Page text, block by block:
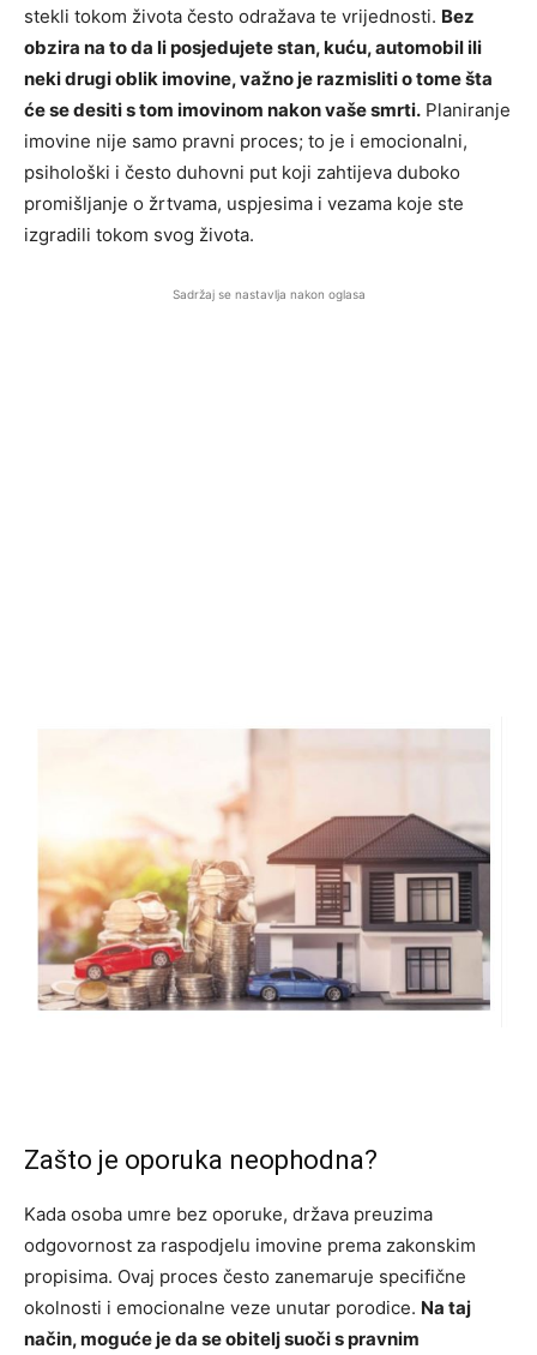
stekli tokom života često odražava te vrijednosti. Bez
obzira na to da li posjedujete stan, kuću, automobil ili
neki drugi oblik imovine, važno je razmisliti o tome šta
će se desiti s tom imovinom nakon vaše smrti. Planiranje
imovine nije samo pravni proces; to je i emocionalni,
psihološki i često duhovni put koji zahtijeva duboko
promišljanje o žrtvama, uspjesima i vezama koje ste
izgradili tokom svog života.
Sadržaj se nastavlja nakon oglasa
Zašto je oporuka neophodna?
Kada osoba umre bez oporuke, država preuzima
odgovornost za raspodjelu imovine prema zakonskim
propisima. Ovaj proces često zanemaruje specifične
okolnosti i emocionalne veze unutar porodice. Na taj
način, moguće je da se obitelj suoči s pravnim